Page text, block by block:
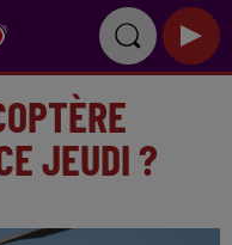
JEUDI ?